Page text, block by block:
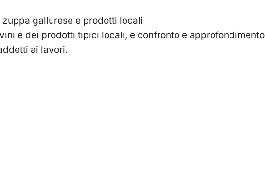
gallurese e prodotti locali
e dei prodotti tipici locali, e confronto e approfondimento
ai lavori.